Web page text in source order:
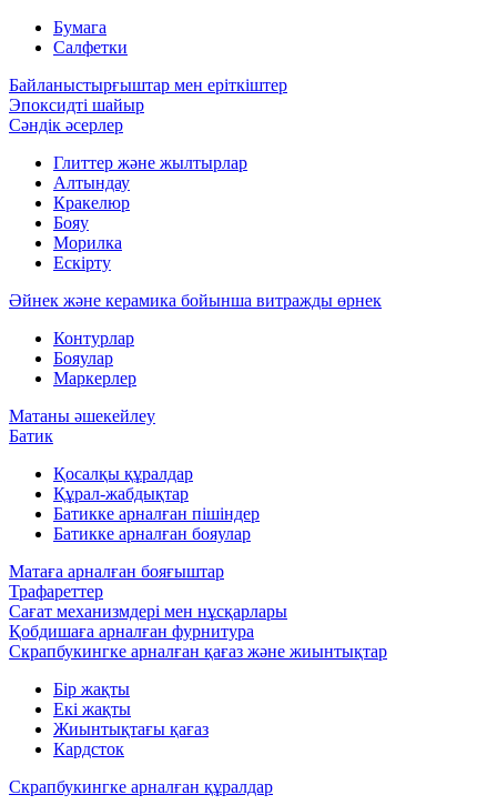
Бумага
Салфетки
Байланыстырғыштар мен еріткіштер
Эпоксидті шайыр
Сәндік әсерлер
Глиттер және жылтырлар
Алтындау
Кракелюр
Бояу
Морилка
Ескірту
Әйнек және керамика бойынша витражды өрнек
Контурлар
Бояулар
Маркерлер
Матаны әшекейлеу
Батик
Қосалқы құралдар
Құрал-жабдықтар
Батикке арналған пішіндер
Батикке арналған бояулар
Матаға арналған бояғыштар
Трафареттер
Сағат механизмдері мен нұсқарлары
Қобдишаға арналған фурнитура
Скрапбукингке арналған қағаз және жиынтықтар
Бір жақты
Екі жақты
Жиынтықтағы қағаз
Кардсток
Скрапбукингке арналған құралдар